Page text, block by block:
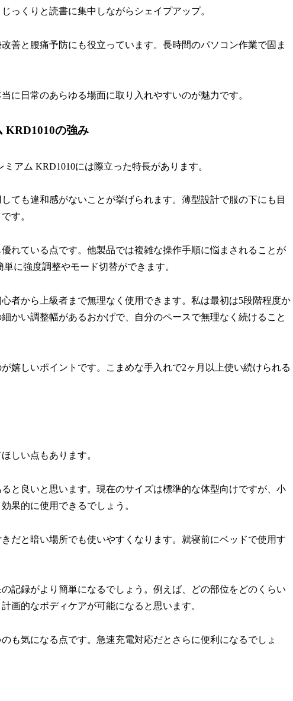
っくりと読書に集中しながらシェイプアップ。
善と腰痛予防にも役立っています。長時間のパソコン作業で固ま
に日常のあらゆる場面に取り入れやすいのが魅力です。
KRD1010の強み
アム KRD1010には際立った特長があります。
ても違和感がないことが挙げられます。薄型設計で服の下にも目
す。
れている点です。他製品では複雑な操作手順に悩まされることが
に強度調整やモード切替ができます。
者から上級者まで無理なく使用できます。私は最初は5段階程度か
かい調整幅があるおかげで、自分のペースで無理なく続けること
嬉しいポイントです。こまめな手入れで2ヶ月以上使い続けられる
しい点もあります。
と良いと思います。現在のサイズは標準的な体型向けですが、小
果的に使用できるでしょう。
だと暗い場所でも使いやすくなります。就寝前にベッドで使用す
記録がより簡単になるでしょう。例えば、どの部位をどのくらい
画的なボディケアが可能になると思います。
も気になる点です。急速充電対応だとさらに便利になるでしょ